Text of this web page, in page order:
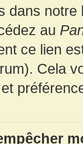
dans
au
ce lien
Cela